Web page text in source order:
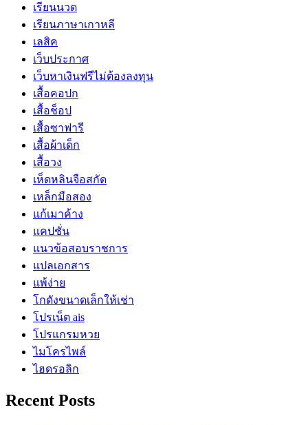
เรียนนวด
เรียนภาษาเกาหลี
เลสิค
เว็บประกาศ
เว็บหาเงินฟรีไม่ต้องลงทุน
เสื้อคอปก
เสื้อช็อป
เสื้อซาฟารี
เสื้อผ้าเด็ก
เสื้อวง
เห็ดหลินจือสกัด
เหล็กมือสอง
แก้เมาค้าง
แคปชั่น
แนวข้อสอบราชการ
แปลเอกสาร
แพ้ง่าย
โกดังขนาดเล็กให้เช่า
โปรเน็ต ais
โปรแกรมหวย
ไมโครไพล์
ไฮดรอลิก
Recent Posts